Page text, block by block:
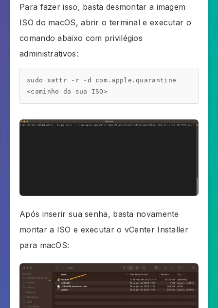
Para fazer isso, basta desmontar a imagem
ISO do macOS, abrir o terminal e executar o
comando abaixo com privilégios
administrativos:
sudo xattr -r -d com.apple.quarantine
<caminho da sua ISO>
Após inserir sua senha, basta novamente
montar a ISO e executar o vCenter Installer
para macOS: